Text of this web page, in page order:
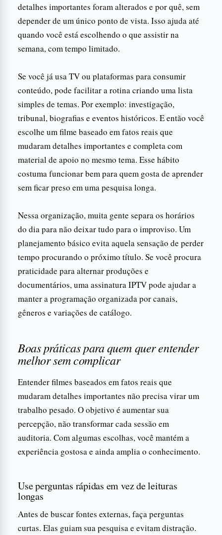
detalhes importantes foram alterados e por quê, sem
depender de um único ponto de vista. Isso ajuda até
quando você está escolhendo o que assistir na
semana, com tempo limitado.
Se você já usa TV ou plataformas para consumir
conteúdo, pode facilitar a rotina criando uma lista
simples de temas. Por exemplo: investigação,
tribunal, biografias e eventos históricos. E então você
escolhe um filme baseado em fatos reais que
mudaram detalhes importantes e completa com
material de apoio no mesmo tema. Esse hábito
costuma funcionar bem para quem gosta de aprender
sem ficar preso em uma pesquisa longa.
Nessa organização, muita gente separa os horários
do dia para não deixar tudo para o improviso. Um
planejamento básico evita aquela sensação de perder
tempo procurando o próximo título. Se você procura
praticidade para alternar produções e
documentários, uma assinatura IPTV pode ajudar a
manter a programação organizada por canais,
gêneros e variações de catálogo.
Boas práticas para quem quer entender
melhor sem complicar
Entender filmes baseados em fatos reais que
mudaram detalhes importantes não precisa virar um
trabalho pesado. O objetivo é aumentar sua
percepção, não transformar cada sessão em
auditoria. Com algumas escolhas, você mantém a
experiência gostosa e ainda amplia o conhecimento.
Use perguntas rápidas em vez de leituras
longas
Antes de buscar fontes externas, faça perguntas
curtas. Elas guiam sua pesquisa e evitam distração.